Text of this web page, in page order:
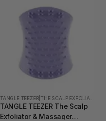
TANGLE TEEZER THE SCALP EXFOLIATOR AND MASSAGER
TANGLE TEEZER The Scalp
Exfoliator & Massager